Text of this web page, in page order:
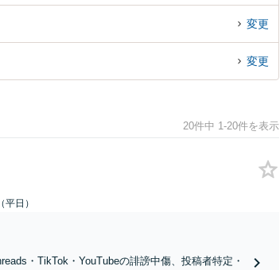
変更
変更
20件中 1-20件を表示
日）
・TikTok・YouTubeの誹謗中傷、投稿者特定・